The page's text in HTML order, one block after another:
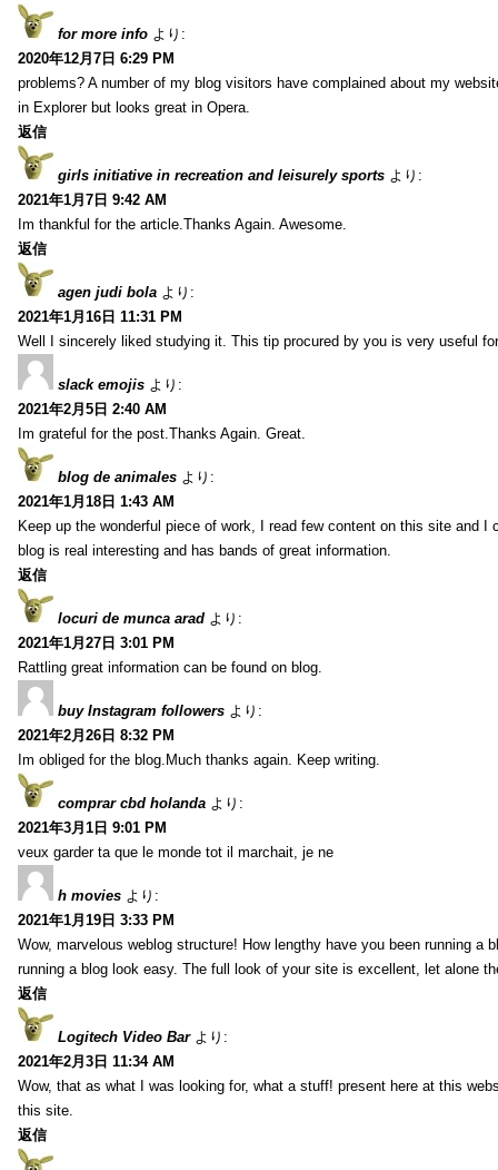
for more info より:
2020年12月7日 6:29 PM
problems? A number of my blog visitors have complained about my
in Explorer but looks great in Opera.
返信
girls initiative in recreation and leisurely sports より:
2021年1月7日 9:42 AM
Im thankful for the article.Thanks Again. Awesome.
返信
agen judi bola より:
2021年1月16日 11:31 PM
Well I sincerely liked studying it. This tip procured by you is very useful
slack emojis より:
2021年2月5日 2:40 AM
Im grateful for the post.Thanks Again. Great.
blog de animales より:
2021年1月18日 1:43 AM
Keep up the wonderful piece of work, I read few content on this site and I
blog is real interesting and has bands of great information.
返信
locuri de munca arad より:
2021年1月27日 3:01 PM
Rattling great information can be found on blog.
buy Instagram followers より:
2021年2月26日 8:32 PM
Im obliged for the blog.Much thanks again. Keep writing.
comprar cbd holanda より:
2021年3月1日 9:01 PM
veux garder ta que le monde tot il marchait, je ne
h movies より:
2021年1月19日 3:33 PM
Wow, marvelous weblog structure! How lengthy have you been running a
running a blog look easy. The full look of your site is excellent, let alone
返信
Logitech Video Bar より:
2021年2月3日 11:34 AM
Wow, that as what I was looking for, what a stuff! present here at this
this site.
返信